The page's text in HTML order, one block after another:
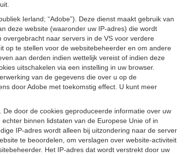
Ierland; “Adobe”). Deze dienst maakt gebruik van
deze website (waaronder uw IP-adres) die wordt
naar servers in de VS voor verdere
op te stellen voor de websitebeheerder en om andere
aan derden indien wettelijk vereist of indien deze
uitschakelen via een instelling in uw browser.
van de gegevens die over u op de
door Adobe met toekomstig effect. U kunt meer
door de cookies geproduceerde informatie over uw
binnen lidstaten van de Europese Unie of in
IP-adres wordt alleen bij uitzondering naar de server
te beoordelen, om verslagen over website-activiteit
Het IP-adres dat wordt verstrekt door uw